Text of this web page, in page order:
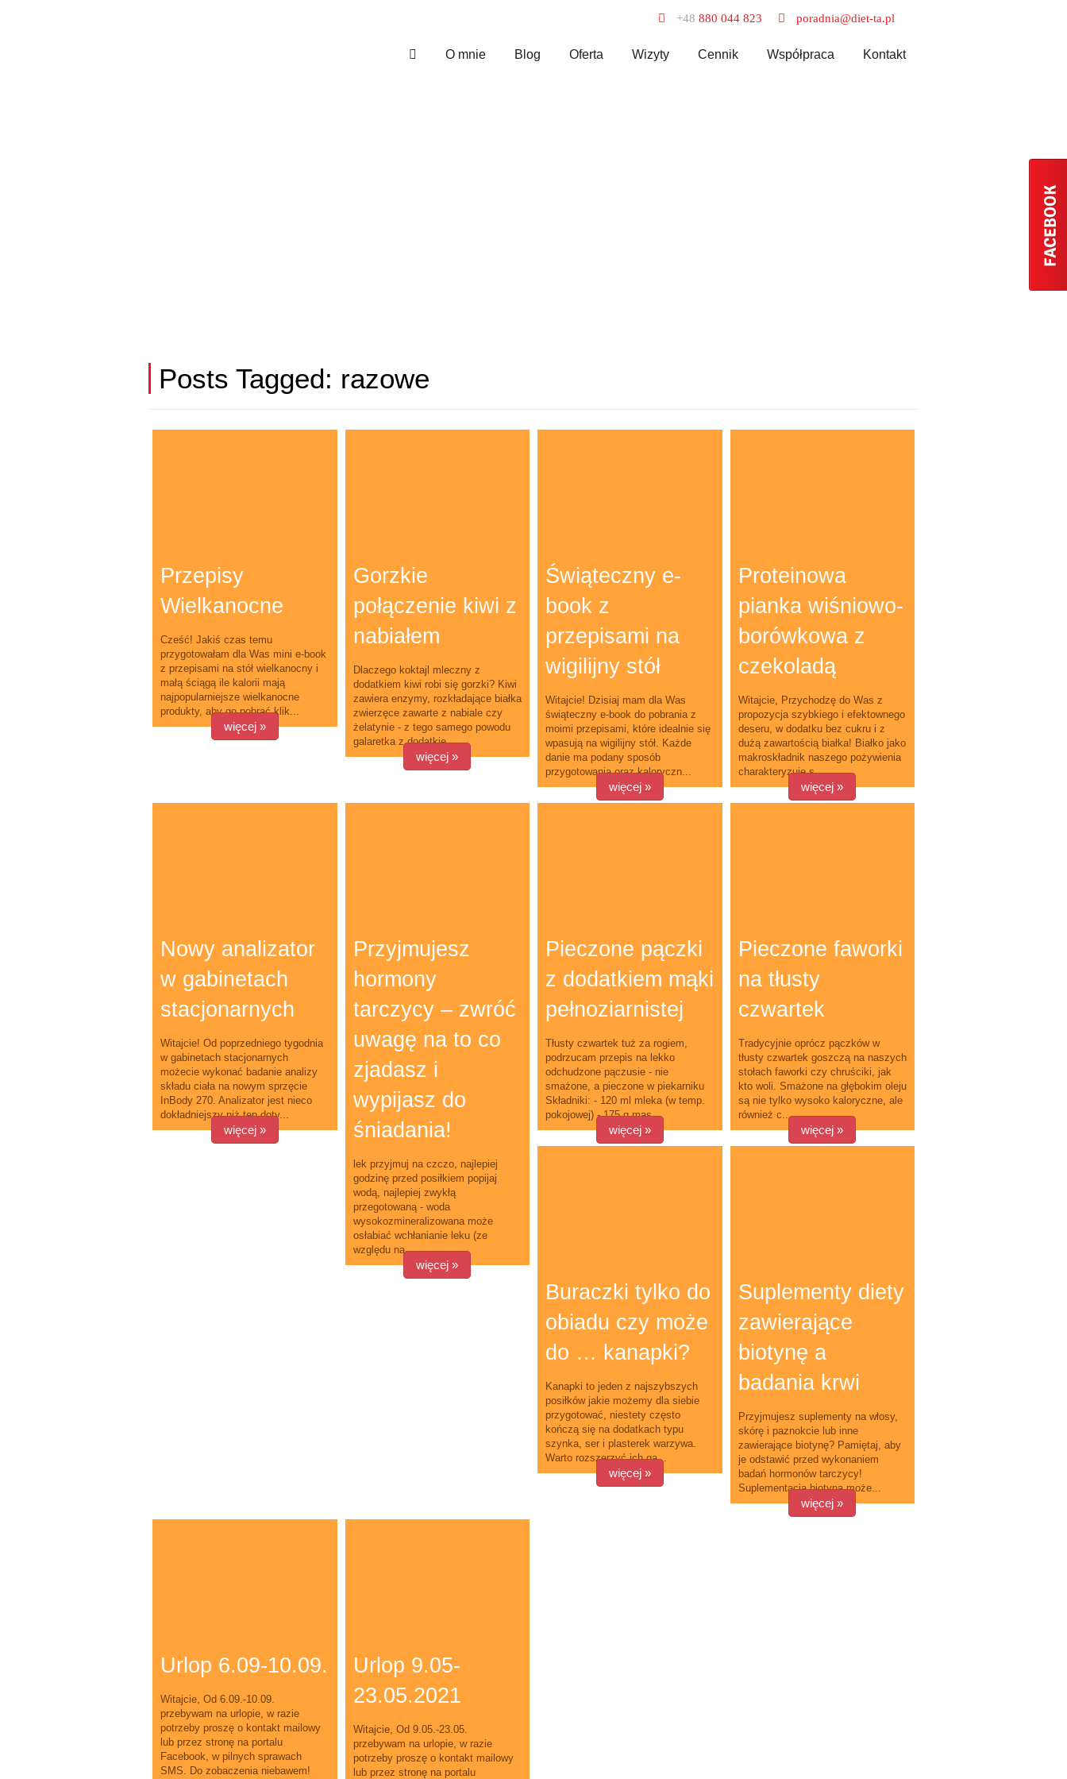
O mnie Blog Oferta Wizyty Cennik Współpraca Kontakt
+48 880 044 823 poradnia@diet-ta.pl
Posts Tagged: razowe
Przepisy
Wielkanocne
Cześć! Jakiś czas temu
przygotowałam dla Was mini e-book
z przepisami na stół wielkanocny i
małą ściągą ile kalorii mają
najpopularniejsze wielkanocne
produkty, aby go pobrać klik...
więcej »
Gorzkie
połączenie kiwi z
nabiałem
Dlaczego koktajl mleczny z
dodatkiem kiwi robi się gorzki? Kiwi
zawiera enzymy, rozkładające białka
zwierzęce zawarte z nabiale czy
żelatynie - z tego samego powodu
galaretka z dodatkie...
więcej »
Świąteczny e-
book z
przepisami na
wigilijny stół
Witajcie! Dzisiaj mam dla Was
świąteczny e-book do pobrania z
moimi przepisami, które idealnie się
wpasują na wigilijny stół. Każde
danie ma podany sposób
przygotowania oraz kaloryczn...
więcej »
Proteinowa
pianka wiśniowo-
borówkowa z
czekoladą
Witajcie, Przychodzę do Was z
propozycja szybkiego i efektownego
deseru, w dodatku bez cukru i z
dużą zawartością białka! Białko jako
makroskładnik naszego pożywienia
charakteryzuje s...
więcej »
Nowy analizator
w gabinetach
stacjonarnych
Witajcie! Od poprzedniego tygodnia
w gabinetach stacjonarnych
możecie wykonać badanie analizy
składu ciała na nowym sprzęcie
InBody 270. Analizator jest nieco
dokładniejszy niż ten doty...
więcej »
Przyjmujesz
hormony
tarczycy – zwróć
uwagę na to co
zjadasz i
wypijasz do
śniadania!
lek przyjmuj na czczo, najlepiej
godzinę przed posiłkiem popijaj
wodą, najlepiej zwykłą
przegotowaną - woda
wysokozmineralizowana może
osłabiać wchłanianie leku (ze
względu na ...
więcej »
Pieczone pączki
z dodatkiem mąki
pełnoziarnistej
Tłusty czwartek tuż za rogiem,
podrzucam przepis na lekko
odchudzone pączusie - nie
smażone, a pieczone w piekarniku
Składniki: - 120 ml mleka (w temp.
pokojowej) - 175 g mas...
więcej »
Pieczone faworki
na tłusty
czwartek
Tradycyjnie oprócz pączków w
tłusty czwartek goszczą na naszych
stołach faworki czy chruściki, jak
kto woli. Smażone na głębokim oleju
są nie tylko wysoko kaloryczne, ale
również c...
więcej »
Buraczki tylko do
obiadu czy może
do … kanapki?
Kanapki to jeden z najszybszych
posiłków jakie możemy dla siebie
przygotować, niestety często
kończą się na dodatkach typu
szynka, ser i plasterek warzywa.
Warto rozszerzyć ich ga...
więcej »
Suplementy diety
zawierające
biotynę a
badania krwi
Przyjmujesz suplementy na włosy,
skórę i paznokcie lub inne
zawierające biotynę? Pamiętaj, aby
je odstawić przed wykonaniem
badań hormonów tarczycy!
Suplementacja biotyną może...
więcej »
Urlop 6.09-10.09.
Witajcie, Od 6.09.-10.09.
przebywam na urlopie, w razie
potrzeby proszę o kontakt mailowy
lub przez stronę na portalu
Facebook, w pilnych sprawach
SMS. Do zobaczenia niebawem!
Urlop 9.05-
23.05.2021
Witajcie, Od 9.05.-23.05.
przebywam na urlopie, w razie
potrzeby proszę o kontakt mailowy
lub przez stronę na portalu